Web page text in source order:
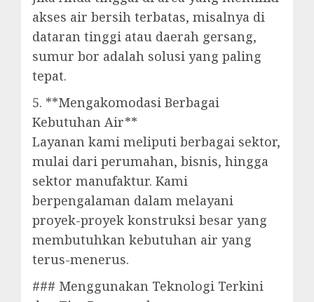
akses air bersih terbatas, misalnya di
dataran tinggi atau daerah gersang,
sumur bor adalah solusi yang paling
tepat.
5. **Mengakomodasi Berbagai
Kebutuhan Air**
Layanan kami meliputi berbagai sektor,
mulai dari perumahan, bisnis, hingga
sektor manufaktur. Kami
berpengalaman dalam melayani
proyek-proyek konstruksi besar yang
membutuhkan kebutuhan air yang
terus-menerus.
### Menggunakan Teknologi Terkini